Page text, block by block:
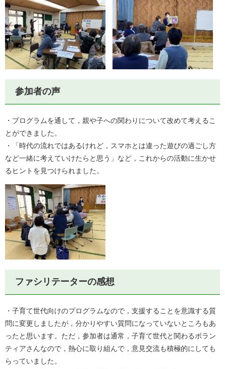
参加者の声
・プログラムを通して，親や子への関わりについて改めて考えるこ
とができました。
・「時代の流れではあるけれど，スマホとは違った遊びの過ごし方
など一緒に考えていけたらと思う」など，これからの活動に生かせ
るヒントを見つけられました。
ファシリテーターの感想
・子育て世代向けのプログラムなので，支援することを意識する質
問に変更しましたが，分かりやすい質問になっていないところもあ
ったと思います。ただ，参加者は通常，子育て世代と関わるボラン
ティアさんなので，熱心に取り組んで，意見交流も積極的にしても
らっていました。